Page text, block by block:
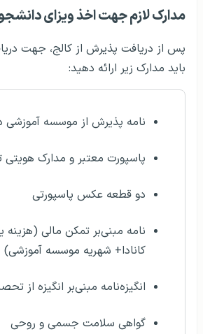
مدارک لازم جهت اخذ ویزای
پس از دریافت پذیرش از کالج، جهت
باید مدارک زیر ارائه دهید:
نامه پذیرش از موسسه آموزشی
پاسپورت معتبر و مدارک
دو قطعه عکس پاسپورتی
کانادا+ شهریه موسسه آموزشی)
انگیزه‌نامه مبنی‌بر انگیزه از
گواهی سلامت جسمی و روحی